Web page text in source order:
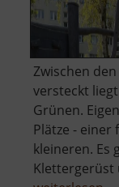
Zwischen
versteckt
Grünen.
Plätze -
kleineren. Es
Klettergerüst